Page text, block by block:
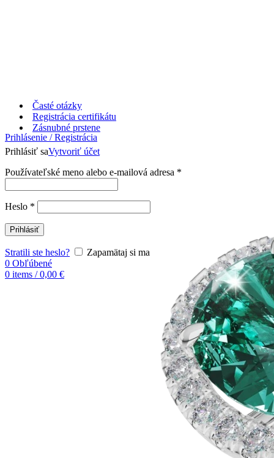
Časté otázky
Registrácia certifikátu
Prihlásenie / Registrácia
Prihlásiť saVytvoriť účet
Používateľské meno alebo e-mailová adresa *
Heslo *
Prihlásiť
Stratili ste heslo?
Zapamätaj si ma
0 Obľúbené
0 items / 0,00 €
Zásnubné prstene